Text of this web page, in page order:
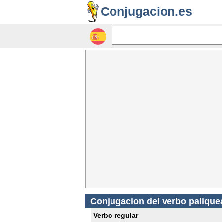
Conjugacion.es
Conjugacion del verbo
Verbo regular